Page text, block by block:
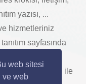
web sitesi
ve web
yazısı, ...
hizmetleriniz
sayfasında
"sizi
aracılığı ile